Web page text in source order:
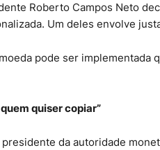
Roberto Campos Neto
Um deles envolve
pode ser implementada
quiser copiar”
da autoridade